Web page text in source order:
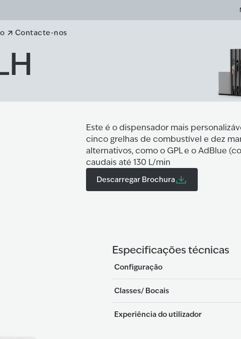
Contacte-nos
Este é o dispensador mais
cinco grelhas de combustível e dez
alternativos, como o GPL e o AdBlue
caudais até 130 L/min
Descarregar Brochura
Especificações técnicas
Configuração
Classes/ Bocais
Experiência do utilizador